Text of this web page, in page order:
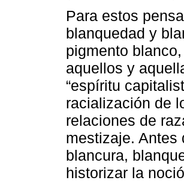
Para estos
blanquedad y
pigmento
aquellos y
“espíritu
racialización de
relaciones de
mestizaje.
blancura,
historizar la